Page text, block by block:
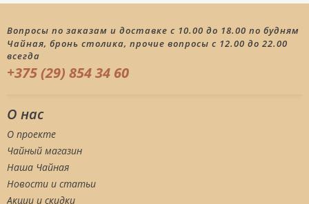
Вопросы по заказам и доставке с 10.00 до 18.00 по будням
Чайная, бронь столика, прочие вопросы с 12.00 до 22.00
всегда
+375 (29) 854 34 60
О нас
О проекте
Чайный магазин
Наша Чайная
Новости и статьи
Акции и скидки